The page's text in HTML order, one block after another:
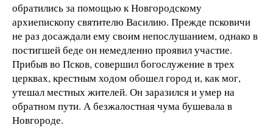
обратились за помощью к Новгородскому
архиепископу святителю Василию. Прежде псковичи
не раз досаждали ему своим непослушанием, однако в
постигшей беде он немедленно проявил участие.
Прибыв во Псков, совершил богослужение в трех
церквах, крестным ходом обошел город и, как мог,
утешал местных жителей. Он заразился и умер на
обратном пути. А безжалостная чума бушевала в
Новгороде.